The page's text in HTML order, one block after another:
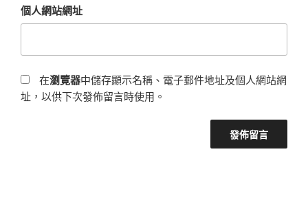
個人網站網址
在瀏覽器中儲存顯示名稱、電子郵件地址及個人網站網
址，以供下次發佈留言時使用。